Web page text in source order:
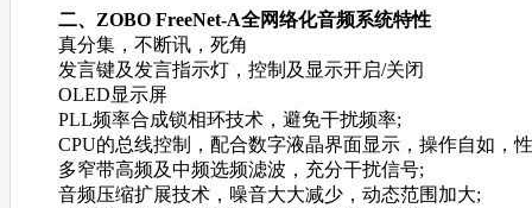
二、 ZOBO FreeNet-A全网络化音频系统特性
真分集，不断讯，死角
发言键及发言指示灯，控制及显示开启/关闭
OLED显示屏
PLL频率合成锁相环技术，避免干扰频率;
CPU的总线控制，配合数字液晶界面显示，操作自如
多窄带高频及中频选频滤波，充分干扰信号;
音频压缩扩展技术，噪音大大减少，动态范围加大;